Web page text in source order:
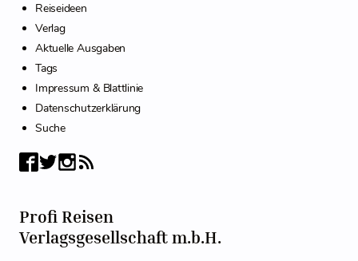
Reiseideen
Verlag
Aktuelle Ausgaben
Tags
Impressum & Blattlinie
Datenschutzerklärung
Suche
Profi Reisen
Verlagsgesellschaft m.b.H.